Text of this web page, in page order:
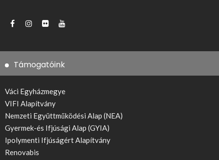
Támogatóink
Váci Egyházmegye
VIFI Alapítvány
Nemzeti Együttműködési Alap (NEA)
Gyermek-és Ifjúsági Alap (GYIA)
Ipolymenti Ifjúságért Alapítvány
Renovabis